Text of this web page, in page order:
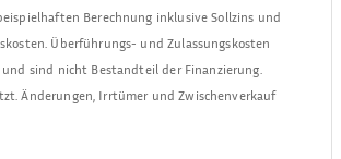
Berechnung inklusive Sollzins und
Überführungs- und Zulassungskosten
sind nicht Bestandteil der Finanzierung.
Änderungen, Irrtümer und Zwischenverkauf